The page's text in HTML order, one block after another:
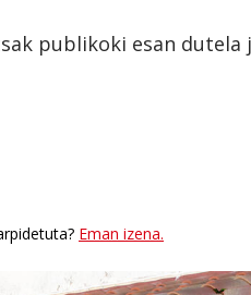
publikoki esan dutela
Eman izena.